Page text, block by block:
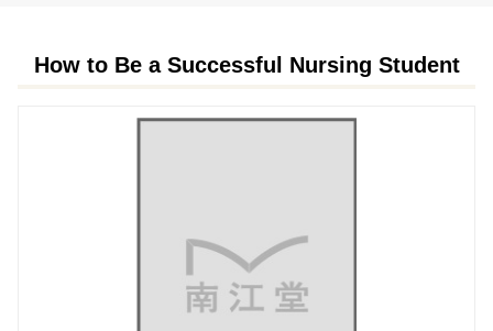
How to Be a Successful Nursing Student